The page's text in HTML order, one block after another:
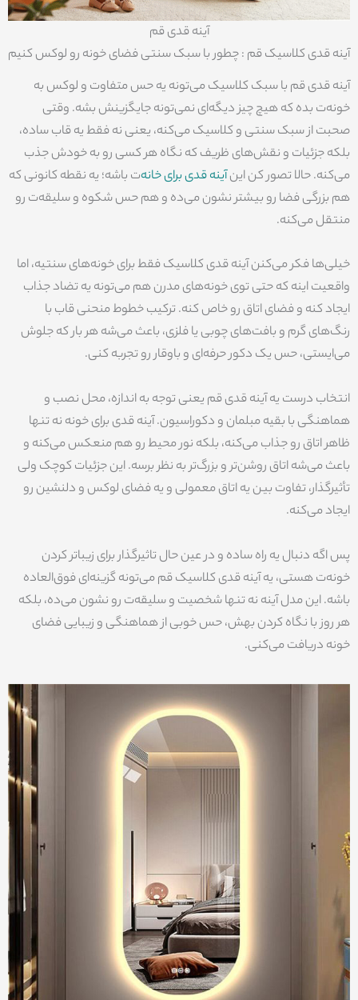
آینه قدی قم
آینه قدی کلاسیک قم : چطور با سبک سنتی فضای خونه رو لوکس کنیم
آینه قدی قم با سبک کلاسیک می‌تونه یه حس متفاوت و لوکس به
خونه‌ت بده که هیچ چیز دیگه‌ای نمی‌تونه جایگزینش بشه. وقتی
صحبت از سبک سنتی و کلاسیک می‌کنه، یعنی نه فقط یه قاب ساده،
بلکه جزئیات و نقش‌های ظریف که نگاه هر کسی رو به خودش جذب
می‌کنه. حالا تصور کن اینآینه قدی برای خانه‌ت باشه؛ یه نقطه کانونی که
هم بزرگی فضا رو بیشتر نشون می‌ده و هم حس شکوه و سلیقه‌ت رو
منتقل می‌کنه.
خیلی‌ها فکر می‌کنن آینه قدی کلاسیک فقط برای خونه‌های سنتیه، اما
واقعیت اینه که حتی توی خونه‌های مدرن هم می‌تونه یه تضاد جذاب
ایجاد کنه و فضای اتاق رو خاص کنه. ترکیب خطوط منحنی قاب با
رنگ‌های گرم و بافت‌های چوبی یا فلزی، باعث می‌شه هر بار که جلوش
می‌ایستی، حس یک دکور حرفه‌ای و باوقار رو تجربه کنی.
انتخاب درست یه آینه قدی قم یعنی توجه به اندازه، محل نصب و
هماهنگی با بقیه مبلمان و دکوراسیون. آینه قدی برای خونه نه تنها
ظاهر اتاق رو جذاب می‌کنه، بلکه نور محیط رو هم منعکس می‌کنه و
باعث می‌شه اتاق روشن‌تر و بزرگ‌تر به نظر برسه. این جزئیات کوچک ولی
تأثیرگذار، تفاوت بین یه اتاق معمولی و یه فضای لوکس و دلنشین رو
ایجاد می‌کنه.
پس اگه دنبال یه راه ساده و در عین حال تاثیرگذار برای زیباتر کردن
خونه‌ت هستی، یه آینه قدی کلاسیک قم می‌تونه گزینه‌ای فوق‌العاده
باشه. این مدل آینه نه تنها شخصیت و سلیقه‌ت رو نشون می‌ده، بلکه
هر روز با نگاه کردن بهش، حس خوبی از هماهنگی و زیبایی فضای
خونه دریافت می‌کنی.